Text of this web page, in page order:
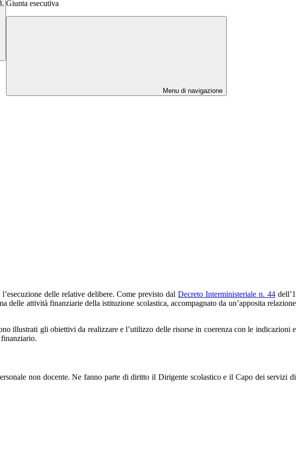
Giunta esecutiva
Menu di navigazione
delle relative delibere. Come previsto dalDecreto Interministeriale n. 44 dell’1
attività finanziarie della istituzione scolastica, accompagnato da un’apposita relazione
illustrati gli obiettivi da realizzare e l’utilizzo delle risorse in coerenza con le indicazioni e
non docente. Ne fanno parte di diritto il Dirigente scolastico e il Capo dei servizi di